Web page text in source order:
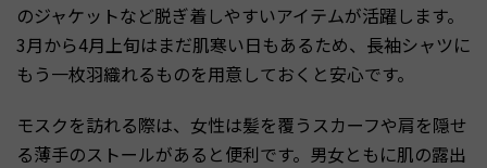
のジャケットなど脱ぎ着しやすいアイテムが活躍します。
3月から4月上旬はまだ肌寒い日もあるため、長袖シャツに
もう一枚羽織れるものを用意しておくと安心です。
モスクを訪れる際は、女性は髪を覆うスカーフや肩を隠せ
る薄手のストールがあると便利です。男女ともに肌の露出